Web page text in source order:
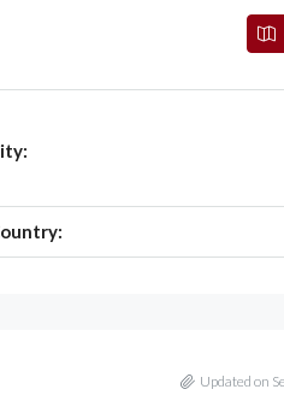
Updated on